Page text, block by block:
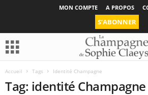
MON COMPTE A PROPOS
S’ABONNER
Accueil Tags Identité Champagne
Tag: identité Champagne